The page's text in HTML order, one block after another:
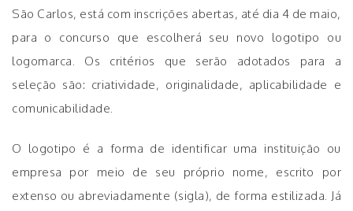
São Carlos, está com inscrições abertas, até dia 4 de maio,
para o concurso que escolherá seu novo logotipo ou
logomarca. Os critérios que serão adotados para a
seleção são: criatividade, originalidade, aplicabilidade e
comunicabilidade.
O logotipo é a forma de identificar uma instituição ou
empresa por meio de seu próprio nome, escrito por
extenso ou abreviadamente (sigla), de forma estilizada. Já